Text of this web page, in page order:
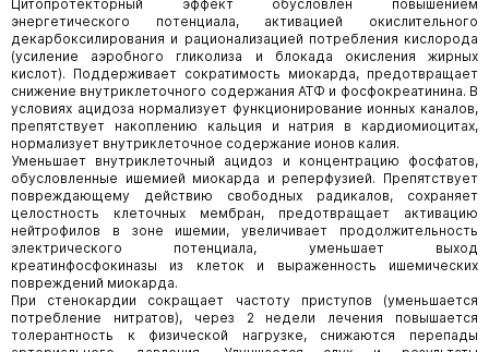
Цитопротекторный эффект обусловлен повышением
энергетического потенциала, активацией окислительного
декарбоксилирования и рационализацией потребления кислорода
(усиление аэробного гликолиза и блокада окисления жирных
кислот). Поддерживает сократимость миокарда, предотвращает
снижение внутриклеточного содержания АТФ и фосфокреатинина. В
условиях ацидоза нормализует функционирование ионных каналов,
препятствует накоплению кальция и натрия в кардиомиоцитах,
нормализует внутриклеточное содержание ионов калия.
Уменьшает внутриклеточный ацидоз и концентрацию фосфатов,
обусловленные ишемией миокарда и реперфузией. Препятствует
повреждающему действию свободных радикалов, сохраняет
целостность клеточных мембран, предотвращает активацию
нейтрофилов в зоне ишемии, увеличивает продолжительность
электрического потенциала, уменьшает выход
креатинфосфокиназы из клеток и выраженность ишемических
повреждений миокарда.
При стенокардии сокращает частоту приступов (уменьшается
потребление нитратов), через 2 недели лечения повышается
толерантность к физической нагрузке, снижаются перепады